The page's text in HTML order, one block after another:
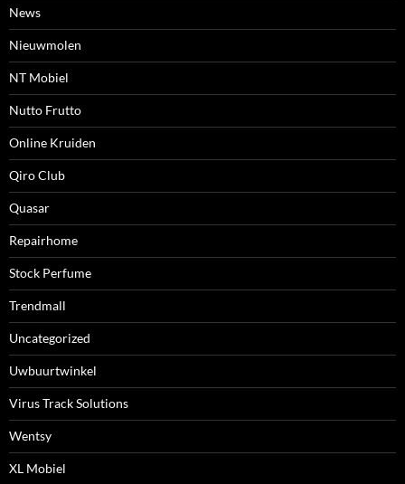
News
Nieuwmolen
NT Mobiel
Nutto Frutto
Online Kruiden
Qiro Club
Quasar
Repairhome
Stock Perfume
Trendmall
Uncategorized
Uwbuurtwinkel
Virus Track Solutions
Wentsy
XL Mobiel